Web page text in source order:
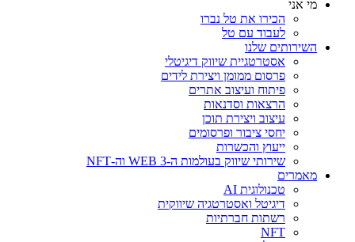
מי אני
הכירו את טל נברו
לעבוד עם טל
השירותים שלנו
אסטרטגיית שיווק דיגיטלי
פרסום ממומן ויצירת לידים
פיתוח ועיצוב אתרים
הרצאות וסדנאות
עיצוב ויצירת תוכן
יחסי ציבור ופרסומים
ייעוץ והכשרות
שירותי שיווק בעולמות ה-WEB 3 וה-NFT
מאמרים
טכנולוגית AI
דיגיטל ואסטרטגיה שיווקית
רשתות חברתיות
NFT